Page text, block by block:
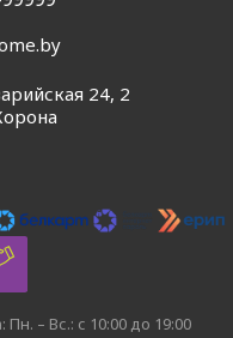
24, 2
– Вс.: с 10:00 до 19:00